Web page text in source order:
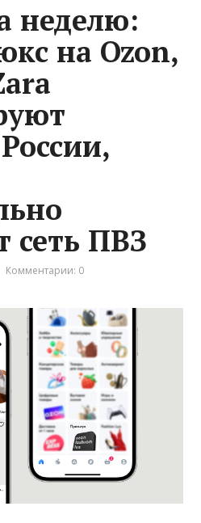
неделю:
на Ozon,
сеть ПВЗ
Комментарии: 0